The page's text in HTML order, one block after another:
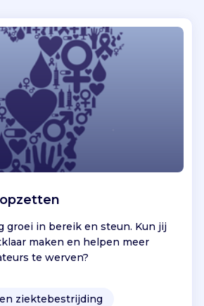
Vind jouw project
groei in bereik en steun. Kun jij
maken en helpen meer
te werven?
ziektebestrijding